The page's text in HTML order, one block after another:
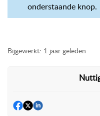
onderstaande knop.
Bijgewerkt: 1 jaar geleden